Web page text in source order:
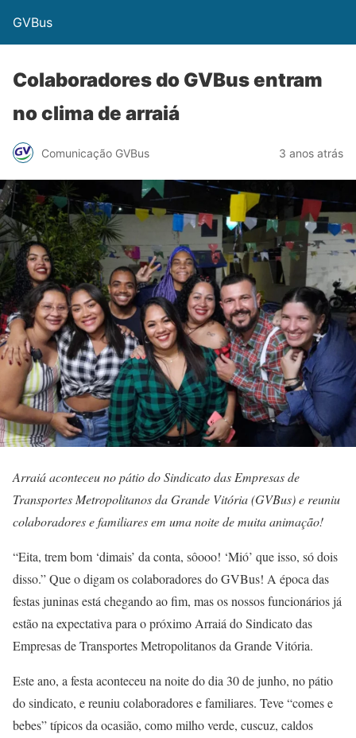
GVBus
Colaboradores do GVBus entram
no clima de arraiá
Comunicação GVBus 3 anos atrás
Arraiá aconteceu no pátio do Sindicato das Empresas de
Transportes Metropolitanos da Grande Vitória (GVBus) e reuniu
colaboradores e familiares em uma noite de muita animação!
“Eita, trem bom ‘dimais’ da conta, sôooo! ‘Mió’ que isso, só dois
disso.” Que o digam os colaboradores do GVBus! A época das
festas juninas está chegando ao fim, mas os nossos funcionários já
estão na expectativa para o próximo Arraiá do Sindicato das
Empresas de Transportes Metropolitanos da Grande Vitória.
Este ano, a festa aconteceu na noite do dia 30 de junho, no pátio
do sindicato, e reuniu colaboradores e familiares. Teve “comes e
bebes” típicos da ocasião, como milho verde, cuscuz, caldos